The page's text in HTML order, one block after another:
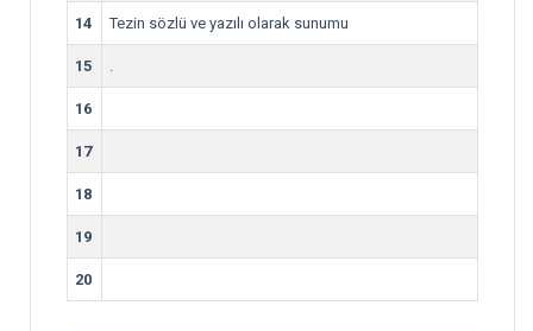
14 Tezin sözlü ve yazılı olarak sunumu
15 .
16
17
18
19
20